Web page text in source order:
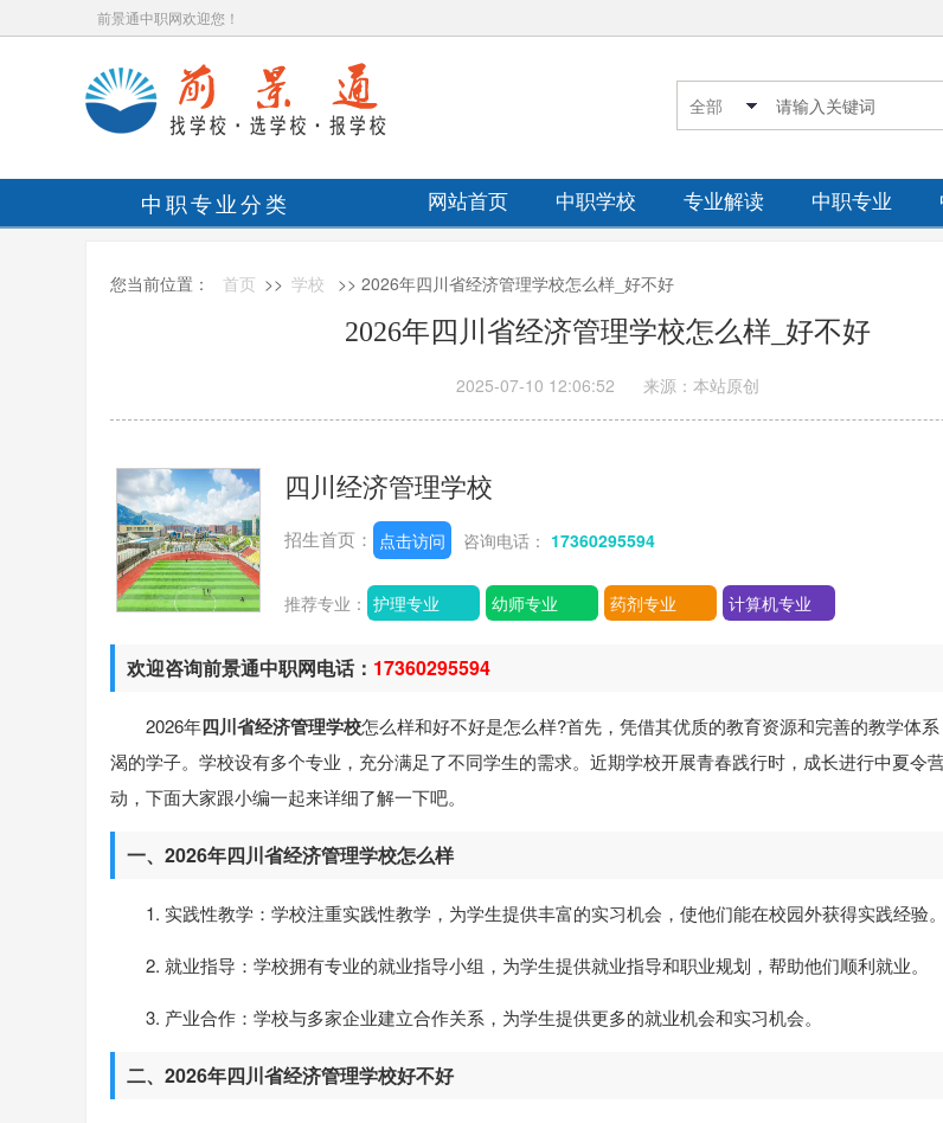
前景通中职网欢迎您！
中职专业分类 网站首页 中职学校 专业解读 中职专业
您当前位置： 首页 >> 学校 >> 2026年四川省经济管理学校怎么样_好不好
2026年四川省经济管理学校怎么样_好不好
2025-07-10 12:06:52 来源：本站原创
四川经济管理学校
招生首页： 点击访问 咨询电话： 17360295594
推荐专业： 护理专业 幼师专业 药剂专业 计算机专业
欢迎咨询前景通中职网电话： 17360295594
2026年四川省经济管理学校怎么样和好不好是怎么样?首先，凭借其优质的教育资源和完善的教学体
渴的学子。学校设有多个专业，充分满足了不同学生的需求。近期学校开展青春践行时，成长进行中夏令
动，下面大家跟小编一起来详细了解一下吧。
一、2026年四川省经济管理学校怎么样
1. 实践性教学：学校注重实践性教学，为学生提供丰富的实习机会，使他们能在校园外获得实践经验。
2. 就业指导：学校拥有专业的就业指导小组，为学生提供就业指导和职业规划，帮助他们顺利就业。
3. 产业合作：学校与多家企业建立合作关系，为学生提供更多的就业机会和实习机会。
二、2026年四川省经济管理学校好不好